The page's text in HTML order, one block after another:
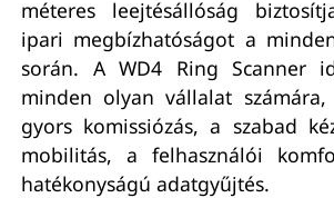
méteres leejtésállóság
ipari megbízhatóságot a
során. A WD4 Ring Scanner
minden olyan vállalat
gyors komissiózás, a szabad
mobilitás, a felhasználói
hatékonyságú adatgyűjtés.